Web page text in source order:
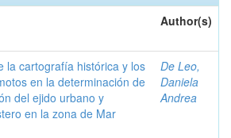
Author(s)
la cartografía histórica y los
en la determinación de
del ejido urbano y
en la zona de Mar
De Leo,
Daniela
Andrea